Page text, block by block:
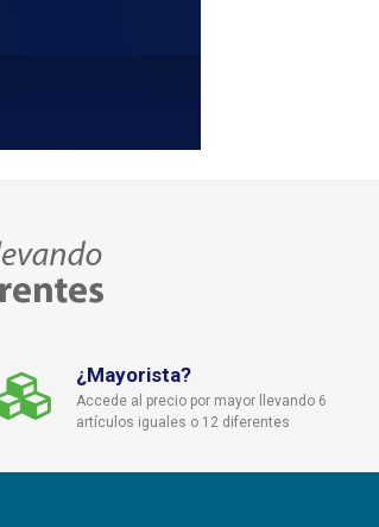
¿Mayorista?
Accede al precio por mayor llevando 6
artículos iguales o 12 diferentes